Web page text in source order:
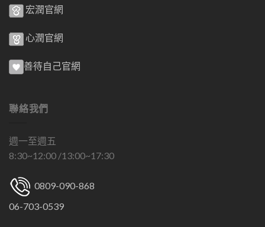
宏潤官網
心潤官網
善待自己官網
聯絡我們
週一至週五
8:30~12:00 /13:00~17:30
0809-090-868
06-703-0539